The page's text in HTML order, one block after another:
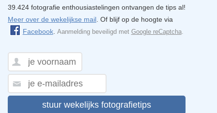
39.424 fotografie enthousiastelingen ontvangen de tips al!
Meer over de wekelijkse mail. Of blijf op de hoogte via
Facebook. Aanmelding beveiligd met Google reCaptcha.
stuur wekelijks fotografietips